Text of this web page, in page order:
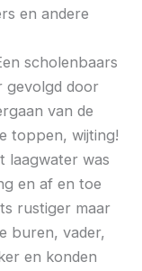
en andere
scholenbaars
gevolgd door
van de
toppen, wijting!
laagwater was
en af en toe
rustiger maar
buren, vader,
en konden